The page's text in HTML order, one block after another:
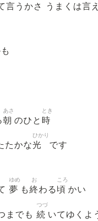
言 うかさ うまくは言
朝
あさ
のひと 時
とき
たかな光
ひかり
です
夢
ゆめ
も終
お
わる頃
ころ
かい
までも 続
つづ
いてゆくよ